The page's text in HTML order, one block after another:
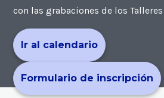
con las grabaciones de los Talleres
Ir al calendario
Formulario de inscripción